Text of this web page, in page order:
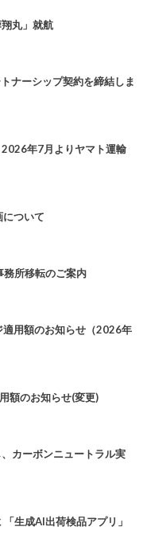
丸」就航
ナーシップ契約を締結しま
2026年7月よりヤマト運輸
ついて
務所移転のご案内
用額のお知らせ（2026年
額のお知らせ(変更)
カーボンニュートラル実
生成AI出荷検品アプリ」